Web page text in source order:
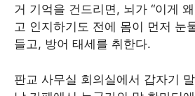
거 기억을 건드리면, 뇌가 “이게
고 인지하기도 전에 몸이 먼저 눈
들고, 방어 태세를 취한다.
판교 사무실 회의실에서 갑자기